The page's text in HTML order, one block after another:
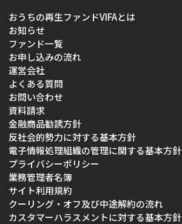
おうちの再生ファンドVIFAとは
お知らせ
ファンド一覧
お申し込みの流れ
運営会社
よくある質問
お問い合わせ
資料請求
金融商品勧誘方針
反社会的勢力に対する基本方針
電子情報処理組織の管理に関する基本方針
プライバシーポリシー
業務管理者名簿
サイト利用規約
クーリング・オフ及び中途解約の流れ
カスタマーハラスメントに対する基本方針